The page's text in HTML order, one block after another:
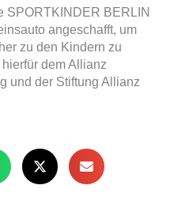
SPORTKINDER BERLIN
angeschafft, um
zu den Kindern zu
dem Allianz
und der Stiftung Allianz